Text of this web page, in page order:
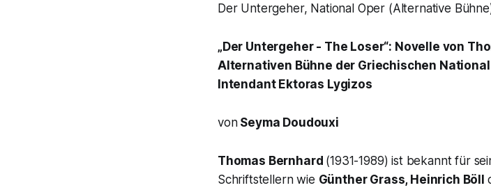
Der Untergeher, National Oper (Alternative
„Der Untergeher - The Loser“: Novelle von
Alternativen Bühne der Griechischen
Intendant Ektoras Lygizos
vonSeyma Doudouxi
Thomas Bernhard (1931-1989) ist bekannt für
Schriftstellern wie Günther Grass, Heinrich Böll